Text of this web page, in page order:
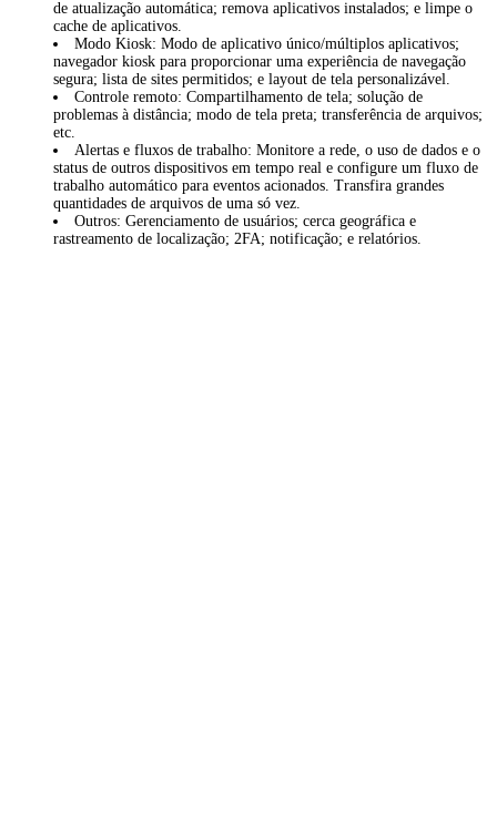
de atualização automática; remova aplicativos instalados; e limpe o
cache de aplicativos.
Modo Kiosk: Modo de aplicativo único/múltiplos aplicativos;
navegador kiosk para proporcionar uma experiência de navegação
segura; lista de sites permitidos; e layout de tela personalizável.
Controle remoto: Compartilhamento de tela; solução de
problemas à distância; modo de tela preta; transferência de arquivos;
etc.
Alertas e fluxos de trabalho: Monitore a rede, o uso de dados e o
status de outros dispositivos em tempo real e configure um fluxo de
trabalho automático para eventos acionados. Transfira grandes
quantidades de arquivos de uma só vez.
Outros: Gerenciamento de usuários; cerca geográfica e
rastreamento de localização; 2FA; notificação; e relatórios.